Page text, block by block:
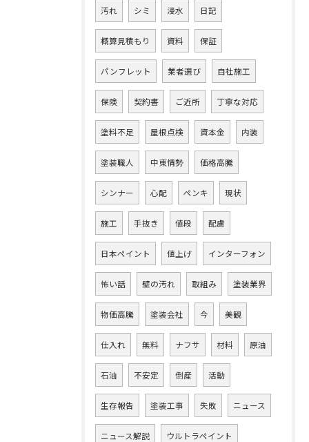
汚れ シミ 浸水 日記
概算見積もり 資料 保証
パンフレット 業者選び 自社施工
保険 契約書 ご近所 丁寧な対応
塗料不足 屋根点検 資本金 内装
塗装職人 中東情勢 価格高騰
シンナー 心配 ペンキ 現状
施工 手抜き 値段 配慮
日本ペイント 値上げ インターフォン
怖い話 壁の汚れ 取組み 塗装業界
物価高騰 塗装会社 今 美観
仕入れ 無料 ナフサ 材料 原油
石油 不安定 倒産 活動
生存報告 塗装工事 失敗 ニュース
ニュース解説 ウルトラペイント